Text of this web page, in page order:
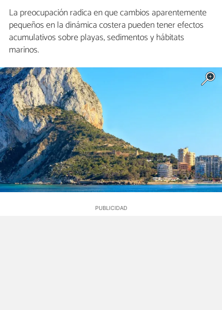
La preocupación radica en que cambios aparentemente
pequeños en la dinámica costera pueden tener efectos
acumulativos sobre playas, sedimentos y hábitats
marinos.